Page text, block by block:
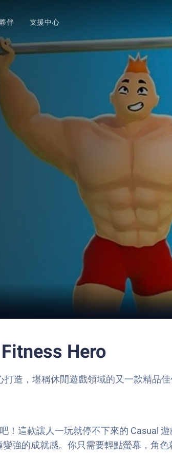
伴 支援中心
Hero
造，堪稱休閒遊戲領域的又一款精品
這款讓人一玩就停不下來的 Casual
強的成就感。你只需要輕點螢幕，角